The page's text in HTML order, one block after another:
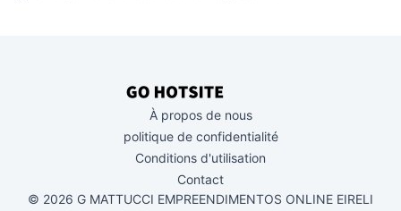
À propos de nous
politique de confidentialité
Conditions d'utilisation
Contact
© 2026 G MATTUCCI EMPREENDIMENTOS ONLINE EIRELI